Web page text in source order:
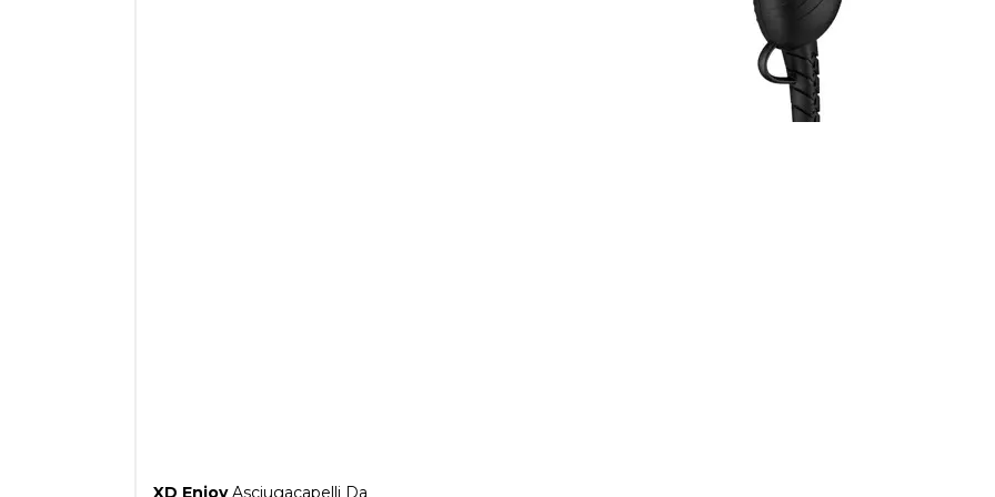
XD EnjoyAsciugacapelli Da